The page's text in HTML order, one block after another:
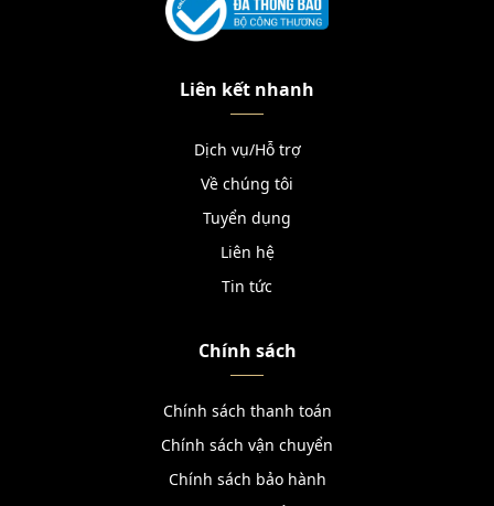
Liên kết nhanh
Dịch vụ/Hỗ trợ
Về chúng tôi
Tuyển dụng
Liên hệ
Tin tức
Chính sách
Chính sách thanh toán
Chính sách vận chuyển
Chính sách bảo hành